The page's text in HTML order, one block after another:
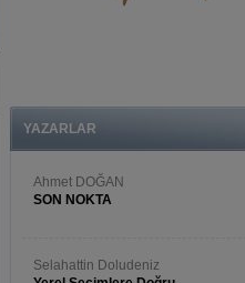
YAZARLAR
Ahmet DOĞAN
SON NOKTA
Selahattin Doludeniz